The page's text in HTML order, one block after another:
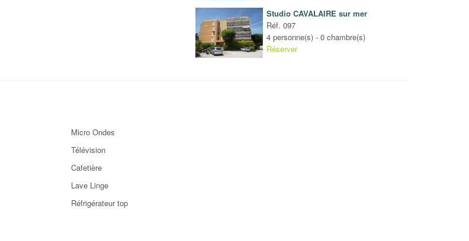
Studio CAVALAIRE sur mer
Réf. 097
4 personne(s) - 0 chambre(s)
Réserver
Micro Ondes
Télévision
Cafetière
Lave Linge
Réfrigérateur top